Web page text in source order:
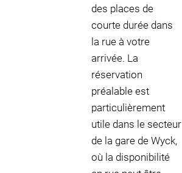
des places de
courte durée dans
la rue à votre
arrivée. La
réservation
préalable est
particulièrement
utile dans le secteur
de la gare de Wyck,
où la disponibilité